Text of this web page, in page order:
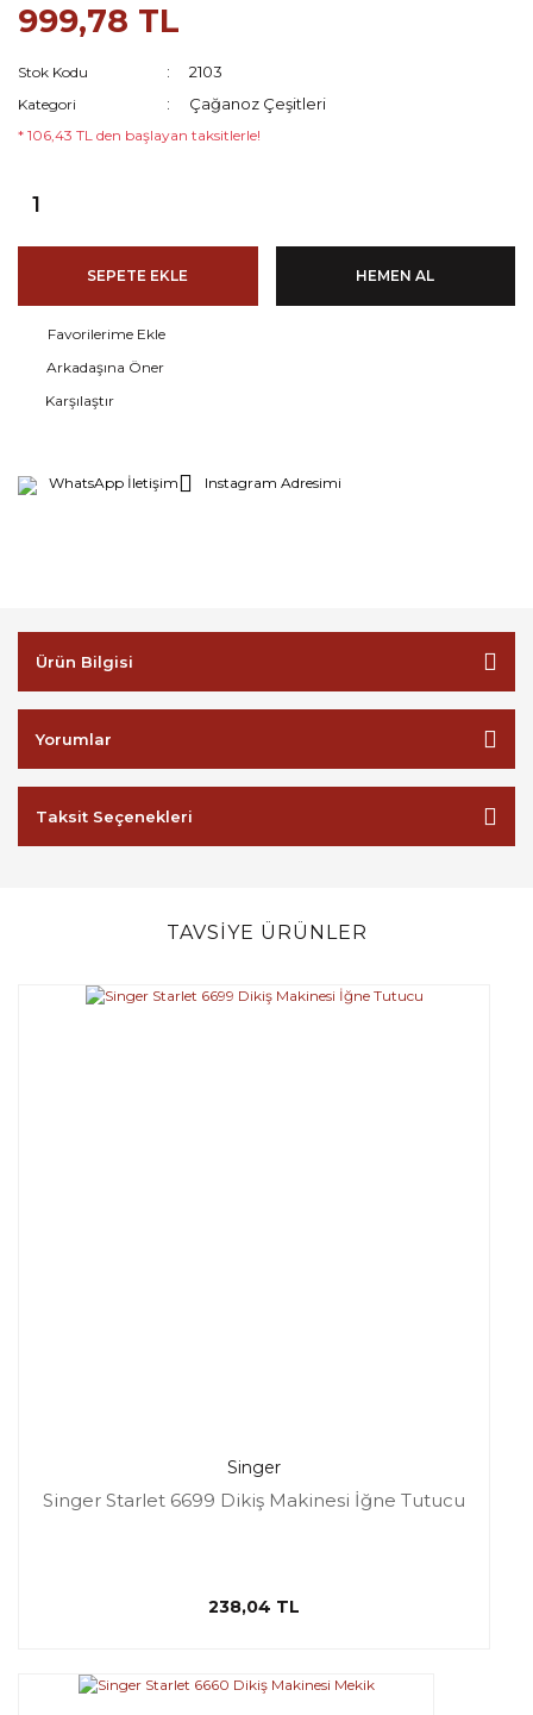
999,78 TL
Stok Kodu 2103
Kategori Çağanoz Çeşitleri
* 106,43 TL den başlayan taksitlerle!
SEPETE EKLE HEMEN AL
Arkadaşına Öner
Karşılaştır
WhatsApp İletişim Instagram Adresimi
Ürün Bilgisi
Yorumlar
Taksit Seçenekleri
TAVSİYE ÜRÜNLER
Singer
Singer Starlet 6699 Dikiş Makinesi İğne Tutucu
238,04 TL